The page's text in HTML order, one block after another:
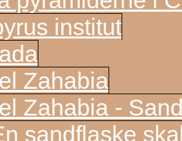
institut
Zahabia
Zahabia -
sandflaske